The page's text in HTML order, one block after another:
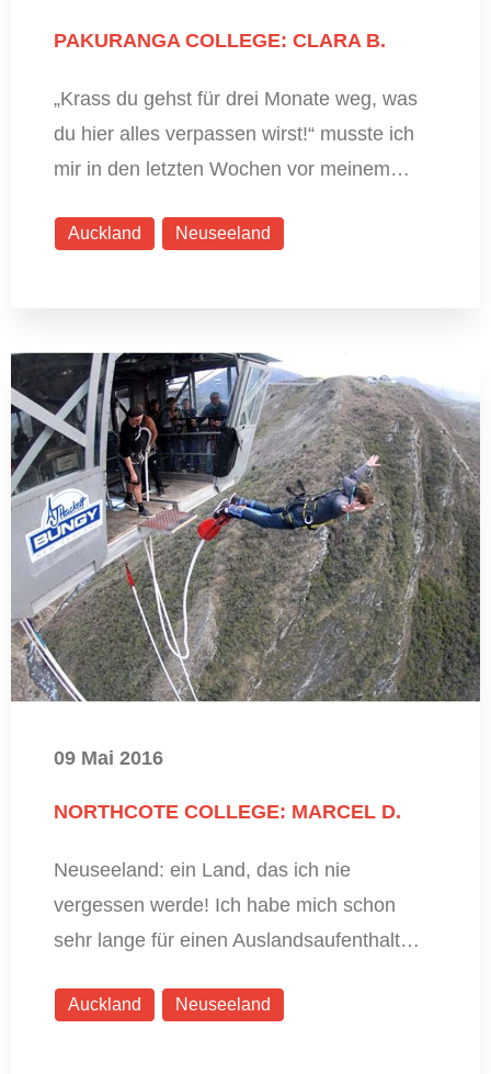
PAKURANGA COLLEGE: CLARA B.
„Krass du gehst für drei Monate weg, was
du hier alles verpassen wirst!“ musste ich
mir in den letzten Wochen vor meinem…
Auckland Neuseeland
09 Mai 2016
NORTHCOTE COLLEGE: MARCEL D.
Neuseeland: ein Land, das ich nie
vergessen werde! Ich habe mich schon
sehr lange für einen Auslandsaufenthalt…
Auckland Neuseeland